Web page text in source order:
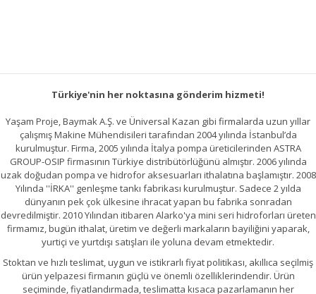
Türkiye'nin her noktasına gönderim hizmeti!
Yaşam Proje, Baymak A.Ş. ve Üniversal Kazan gibi firmalarda uzun yıllar
çalışmış Makine Mühendisileri tarafından 2004 yılında İstanbul’da
kurulmuştur. Firma, 2005 yılında İtalya pompa üreticilerinden ASTRA
GROUP-OSIP firmasının Türkiye distribütörlüğünü almıştır. 2006 yılında
uzak doğudan pompa ve hidrofor aksesuarları ithalatına başlamıştır. 2008
Yılında ''İRKA'' genleşme tankı fabrikası kurulmuştur. Sadece 2 yılda
dünyanın pek çok ülkesine ihracat yapan bu fabrika sonradan
devredilmiştir. 2010 Yılından itibaren Alarko'ya mini seri hidroforları üreten
firmamız, bugün ithalat, üretim ve değerli markaların bayiliğini yaparak,
yurtiçi ve yurtdışı satışları ile yoluna devam etmektedir.
Stoktan ve hızlı teslimat, uygun ve istikrarlı fiyat politikası, akıllıca seçilmiş
ürün yelpazesi firmanın güçlü ve önemli özelliklerindendir. Ürün
seçiminde, fiyatlandırmada, teslimatta kısaca pazarlamanın her